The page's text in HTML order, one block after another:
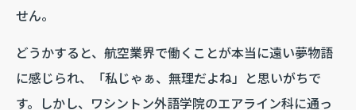
せん。
どうかすると、航空業界で働くことが本当に遠い夢物語
に感じられ、「私じゃぁ、無理だよね」と思いがちで
す。しかし、ワシントン外語学院のエアライン科に通っ